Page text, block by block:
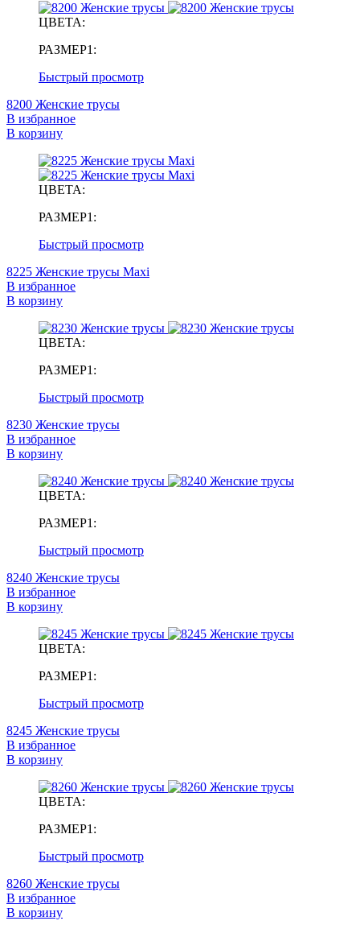
ЦВЕТА:
РАЗМЕР1:
Быстрый просмотр
8200 Женские трусы
В избранное
В корзину
ЦВЕТА:
РАЗМЕР1:
Быстрый просмотр
8225 Женские трусы Maxi
В избранное
В корзину
ЦВЕТА:
РАЗМЕР1:
Быстрый просмотр
8230 Женские трусы
В избранное
В корзину
ЦВЕТА:
РАЗМЕР1:
Быстрый просмотр
8240 Женские трусы
В избранное
В корзину
ЦВЕТА:
РАЗМЕР1:
Быстрый просмотр
8245 Женские трусы
В избранное
В корзину
ЦВЕТА:
РАЗМЕР1:
Быстрый просмотр
8260 Женские трусы
В избранное
В корзину